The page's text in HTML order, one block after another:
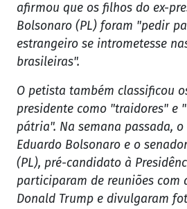
afirmou que os filhos do ex-
Bolsonaro (PL) foram "pedir
estrangeiro se intrometesse
brasileiras".
O petista também classificou
presidente como "traidores" e
pátria". Na semana passada,
Eduardo Bolsonaro e o
(PL), pré-candidato à
participaram de reuniões com
Donald Trump e divulgaram